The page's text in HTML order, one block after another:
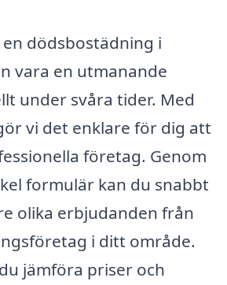
dödsbostädning i
vara en utmanande
under svåra tider. Med
vi det enklare för dig att
företag. Genom
formulär kan du snabbt
olika erbjudanden från
i ditt område.
jämföra priser och